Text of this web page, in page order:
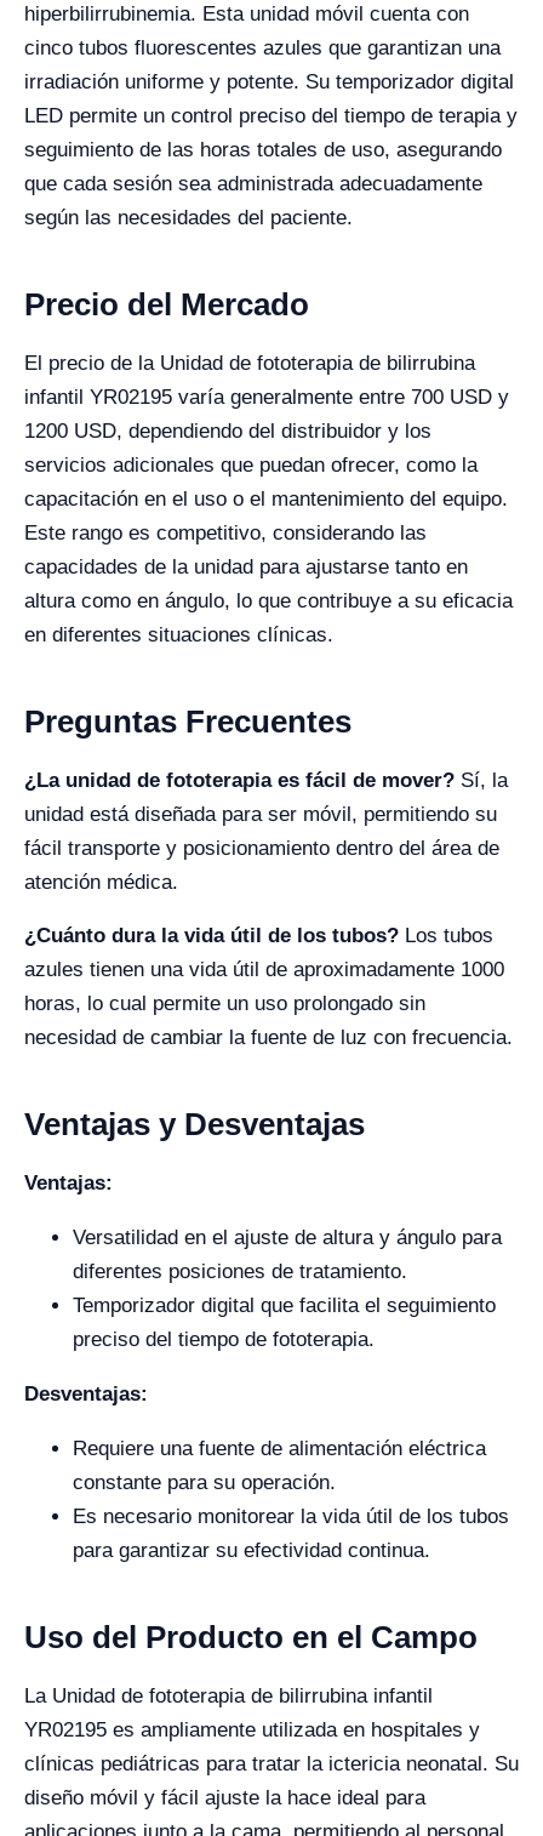
hiperbilirrubinemia. Esta unidad móvil cuenta con
cinco tubos fluorescentes azules que garantizan una
irradiación uniforme y potente. Su temporizador digital
LED permite un control preciso del tiempo de terapia y
seguimiento de las horas totales de uso, asegurando
que cada sesión sea administrada adecuadamente
según las necesidades del paciente.
Precio del Mercado
El precio de la Unidad de fototerapia de bilirrubina
infantil YR02195 varía generalmente entre 700 USD y
1200 USD, dependiendo del distribuidor y los
servicios adicionales que puedan ofrecer, como la
capacitación en el uso o el mantenimiento del equipo.
Este rango es competitivo, considerando las
capacidades de la unidad para ajustarse tanto en
altura como en ángulo, lo que contribuye a su eficacia
en diferentes situaciones clínicas.
Preguntas Frecuentes
¿La unidad de fototerapia es fácil de mover? Sí, la
unidad está diseñada para ser móvil, permitiendo su
fácil transporte y posicionamiento dentro del área de
atención médica.
¿Cuánto dura la vida útil de los tubos? Los tubos
azules tienen una vida útil de aproximadamente 1000
horas, lo cual permite un uso prolongado sin
necesidad de cambiar la fuente de luz con frecuencia.
Ventajas y Desventajas
Ventajas:
Versatilidad en el ajuste de altura y ángulo para
diferentes posiciones de tratamiento.
Temporizador digital que facilita el seguimiento
preciso del tiempo de fototerapia.
Desventajas:
Requiere una fuente de alimentación eléctrica
constante para su operación.
Es necesario monitorear la vida útil de los tubos
para garantizar su efectividad continua.
Uso del Producto en el Campo
La Unidad de fototerapia de bilirrubina infantil
YR02195 es ampliamente utilizada en hospitales y
clínicas pediátricas para tratar la ictericia neonatal. Su
diseño móvil y fácil ajuste la hace ideal para